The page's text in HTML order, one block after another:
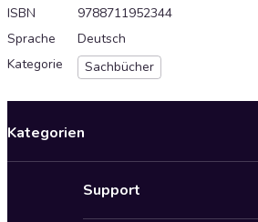
ISBN
9788711952344
Sprache
Deutsch
Kategorie
Sachbücher
Kategorien
Support